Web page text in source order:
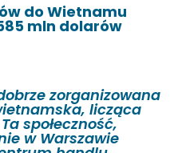
do Wietnamu
mln dolarów
zorganizowana
licząca
społeczność,
w Warszawie